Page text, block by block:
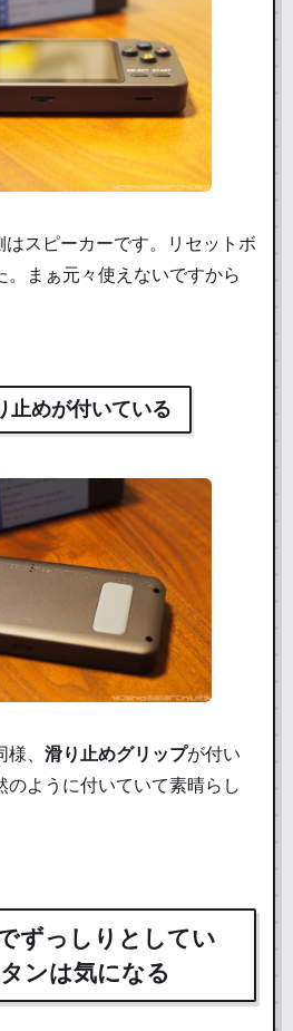
スピーカーです。リセットボ
。まぁ元々使えないですから
止めが付いている
、 滑り止めグリップが付い
のように付いていて素晴らし
ずっしりとしてい
ンは気になる